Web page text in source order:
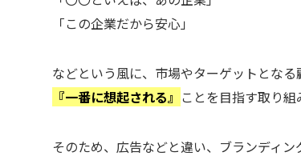
「この企業だから安心」
などという風に、市場やターゲットとな
『一番に想起される』 ことを目指す取り組
そのため、広告などと違い、ブランディ